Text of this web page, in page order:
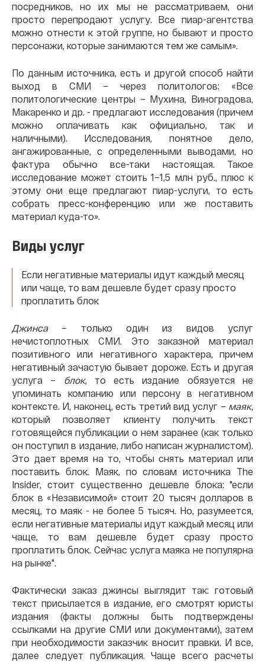
посредников, но их мы не рассматриваем, они
просто перепродают услугу. Все пиар-агентства
можно отнести к этой группе, но бывают и просто
персонажи, которые занимаются тем же самым».
По данным источника, есть и другой способ найти
выход в СМИ – через политологов: «Все
политологические центры – Мухина, Виноградова,
Макаренко и др. - предлагают исследования (причем
можно оплачивать как официально, так и
наличными). Исследования, понятное дело,
ангажированные, с определенными выводами, но
фактура обычно все-таки настоящая. Такое
исследование может стоить 1–1,5 млн руб., плюс к
этому они еще предлагают пиар-услуги, то есть
собрать пресс-конференцию или же поставить
материал куда-то».
Виды услуг
Если негативные материалы идут каждый месяц
или чаще, то вам дешевле будет сразу просто
проплатить блок
Джинса– только один из видов услуг
нечистоплотных СМИ. Это заказной материал
позитивного или негативного характера, причем
негативный зачастую бывает дороже. Есть и другая
услуга – блок, то есть издание обязуется не
упоминать компанию или персону в негативном
контексте. И, наконец, есть третий вид услуг – маяк,
который позволяет клиенту получить текст
готовящейся публикации о нем заранее (как только
он поступил в издание, либо написан журналистом).
Это дает время на то, чтобы снять материал или
поставить блок. Маяк, по словам источника The
Insider, стоит существенно дешевле блока: "если
блок в «Независимой» стоит 20 тысяч долларов в
месяц, то маяк - не более 5 тысяч. Но, разумеется,
если негативные материалы идут каждый месяц или
чаще, то вам дешевле будет сразу просто
проплатить блок. Сейчас услуга маяка не популярна
на рынке".
Фактически заказ джинсы выглядит так: готовый
текст присылается в издание, его смотрят юристы
издания (факты должны быть подтверждены
ссылками на другие СМИ или документами), затем
при необходимости заказчик вносит правки. И все,
далее следует публикация. Чаще всего расчеты